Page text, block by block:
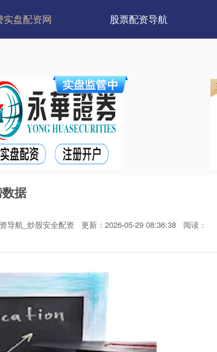
实盘配资网 股票配资导航
据
导航_炒股安全配资 更新：2026-05-29 08:36:38
阅读：